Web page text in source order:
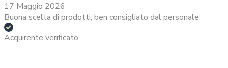
17 Maggio 2026
Buona scelta di prodotti, ben consigliato dal personale
Acquirente verificato